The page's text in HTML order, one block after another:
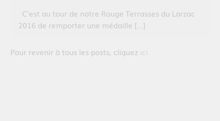
C'est au tour de notre Rouge Terrasses du Larzac
2016 de remporter une médaille […]
Pour revenir à tous les posts, cliquez ici